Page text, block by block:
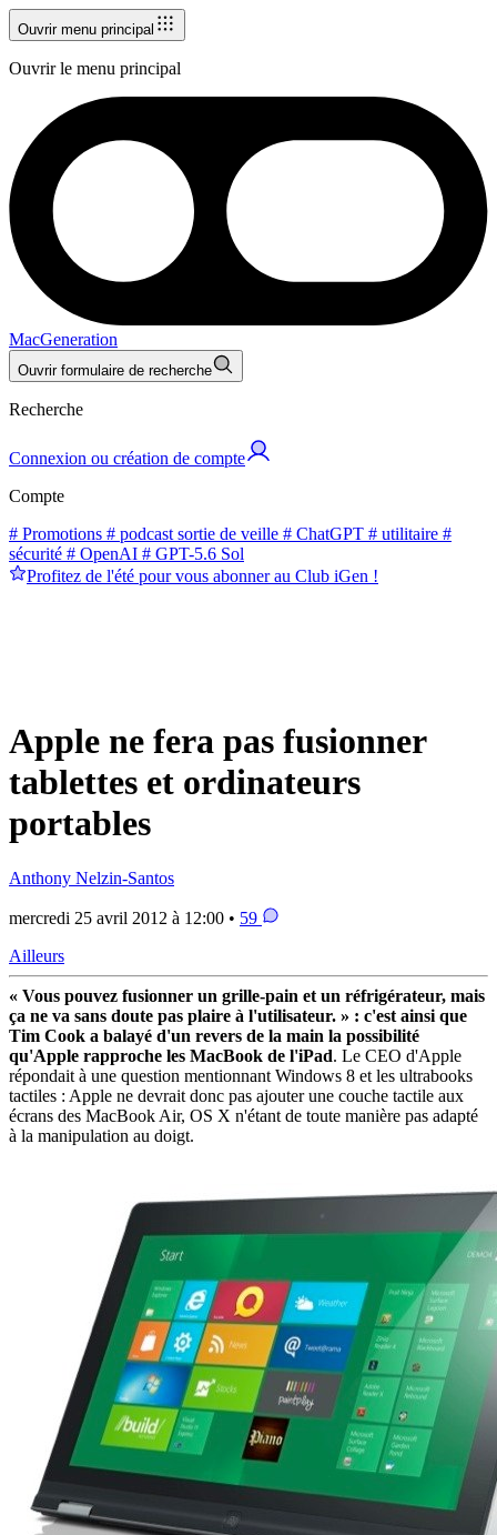
Ouvrir menu principal
Ouvrir le menu principal
MacGeneration
Ouvrir formulaire de recherche
Recherche
Connexion ou création de compte
Compte
# Promotions # podcast sortie de veille # ChatGPT # utilitaire #
sécurité # OpenAI # GPT-5.6 Sol
Profitez de l'été pour vous abonner au Club iGen !
Apple ne fera pas fusionner
tablettes et ordinateurs
portables
Anthony Nelzin-Santos
mercredi 25 avril 2012 à 12:00 • 59
Ailleurs
« Vous pouvez fusionner un grille-pain et un réfrigérateur, mais
ça ne va sans doute pas plaire à l'utilisateur. » : c'est ainsi que
Tim Cook a balayé d'un revers de la main la possibilité
qu'Apple rapproche les MacBook de l'iPad. Le CEO d'Apple
répondait à une question mentionnant Windows 8 et les ultrabooks
tactiles : Apple ne devrait donc pas ajouter une couche tactile aux
écrans des MacBook Air, OS X n'étant de toute manière pas adapté
à la manipulation au doigt.